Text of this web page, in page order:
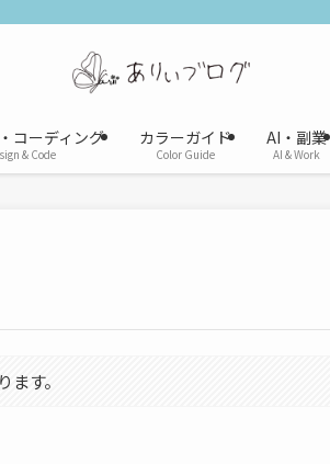
コーディング
& Code
カラーガイド
Color Guide
AI・副業
AI & Work
す。